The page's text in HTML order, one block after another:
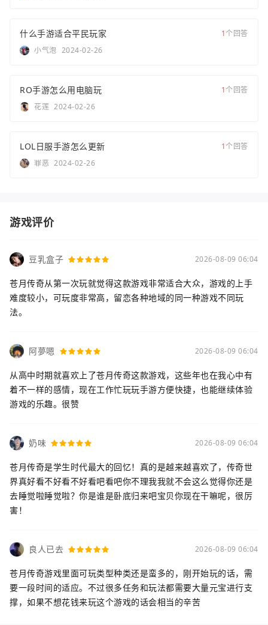
什么手游适合平民玩家 1个回答
小气泡 2024-02-26
RO手游怎么用电脑玩 1个回答
花莲 2024-02-26
LOL日服手游怎么更新 1个回答
罪恶 2024-02-26
游戏评价
豆乳盒子 2026-08-09 06:04
苍月传奇从第一次玩就觉得这款游戏非常适合大众，游戏的上手
难度较小，可玩度非常高，留恋各种地域的同一种游戏不同玩
法。
阿夢嗯 2026-08-09 06:04
从高中时期就喜欢上了苍月传奇这款游戏，这些年也在我心中有
着不一样的感情，现在工作忙玩玩手游方便快捷，也能继续体验
游戏的乐趣。很赞
奶味 2026-08-09 06:04
苍月传奇是学生时代最大的回忆！真的是越来越喜欢了，传奇世
界真好看不好看不好看吧看吧你不理我我就不会这么觉得你还是
去睡觉啦睡觉啦？你是谁是卧底归来吧宝贝你现在干嘛呢，很厉
害！
良人已去 2026-08-09 06:04
苍月传奇游戏里面可玩类型种类还是蛮多的，刚开始玩的话，需
要一段时间的适应。不过很多任务和玩法都需要大量元宝进行支
撑，如果不想花钱来玩这个游戏的话会相当的辛苦